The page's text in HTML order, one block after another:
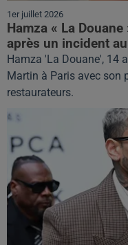
1er juillet 2026
Hamza « La
après un incident
Hamza 'La Douane', 14
Martin à Paris avec son
restaurateurs.